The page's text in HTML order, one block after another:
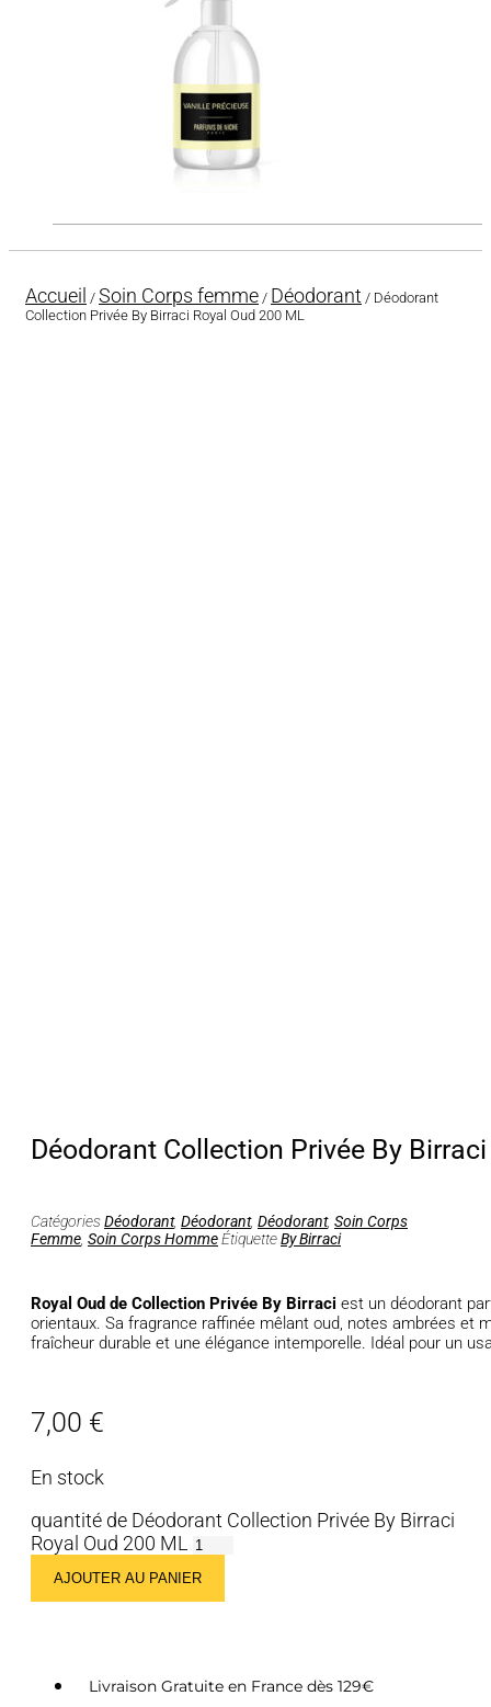
Accueil / Soin Corps femme / Déodorant / Déodorant
Collection Privée By Birraci Royal Oud 200 ML
Déodorant Collection Privée By
CatégoriesDéodorant, Déodorant, Déodorant, Soin Corps
Femme Soin Corps HommeÉtiquetteBy Birraci
Royal Oud de Collection Privée By Birraci est un déodorant
orientaux. Sa fragrance raffinée mêlant oud, notes ambrées et
fraîcheur durable et une élégance intemporelle. Idéal pour un
7,00 €
En stock
quantité de Déodorant Collection Privée By Birraci
Royal Oud 200 ML
AJOUTER AU PANIER
Livraison Gratuite en France dès 129€